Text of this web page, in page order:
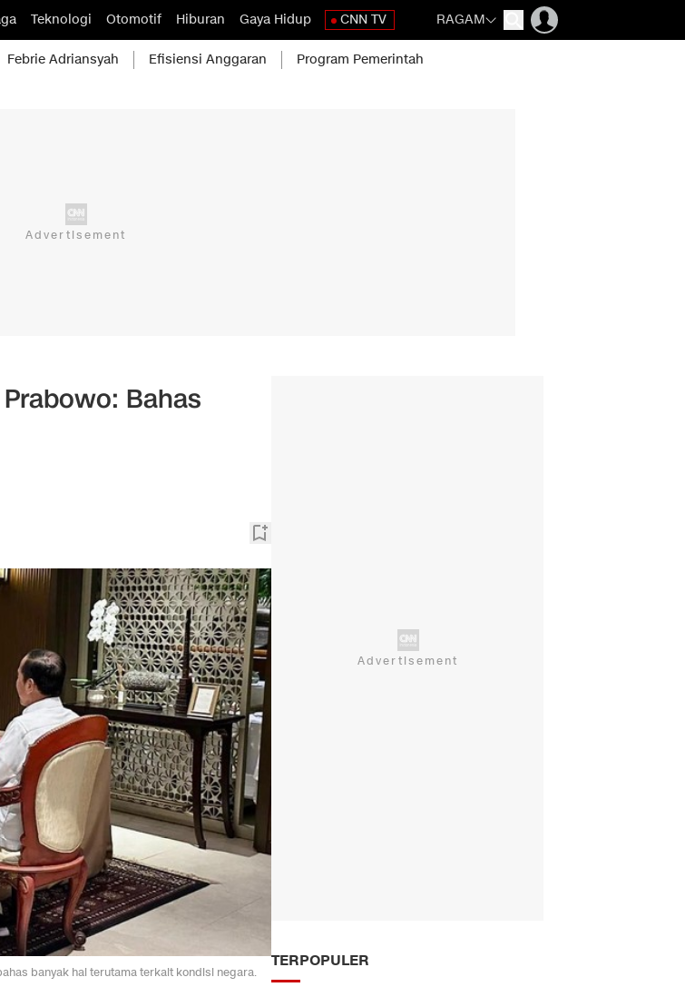
Teknologi Otomotif Hiburan Gaya Hidup CNN TV RAGAM
Febrie Adriansyah Efisiensi Anggaran Program Pemerintah
Bahas
banyak hal terutama terkait kondisi negara.
TERPOPULER